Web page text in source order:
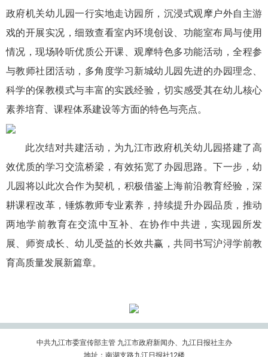
政府机关幼儿园一行实地走访园所，沉浸式观摩户外自主游
戏的开展实况，细致查看室内环境创设、功能室布局与使用
情况，现场聆听优质公开课、观摩特色多功能活动，全程参
与教师社团活动，多角度学习新城幼儿园先进的办园理念、
科学的保教模式与丰富的实践经验，切实感受其在幼儿核心
素养培育、课程体系建设等方面的特色与亮点。
此次结对共建活动，为九江市政府机关幼儿园搭建了高
效优质的学习交流桥梁，有效拓宽了办园思路。下一步，幼
儿园将以此次合作为契机，积极借鉴上海前沿教育经验，深
耕课程改革，锤炼教师专业素养，持续提升办园品质，推动
两地学前教育在交流中互补、在协作中共进，实现园所发
展、师资成长、幼儿受益的长效共赢，共同书写沪浔学前教
育高质量发展新篇章。
中共九江市委宣传部主管 九江市政府新闻办、九江日报社主办
地址：南湖支路九江日报社12楼